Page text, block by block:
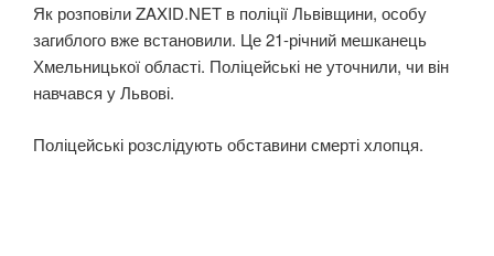
Як розповіли ZAXID.NET в поліції Львівщини, особу
загиблого вже встановили. Це 21-річний мешканець
Хмельницької області. Поліцейські не уточнили, чи він
навчався у Львові.
Поліцейські розслідують обставини смерті хлопця.